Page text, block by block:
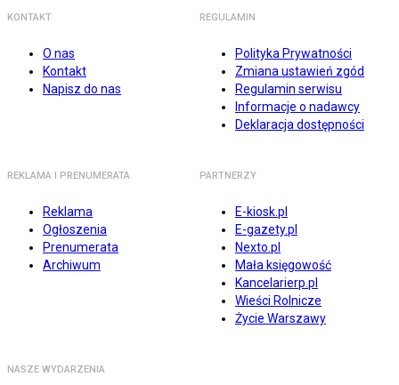
KONTAKT
O nas
Kontakt
Napisz do nas
REGULAMIN
Polityka Prywatności
Zmiana ustawień zgód
Regulamin serwisu
Informacje o nadawcy
Deklaracja dostępności
REKLAMA I PRENUMERATA
Reklama
Ogłoszenia
Prenumerata
Archiwum
PARTNERZY
E-kiosk.pl
E-gazety.pl
Nexto.pl
Mała księgowość
Kancelarierp.pl
Wieści Rolnicze
Życie Warszawy
NASZE WYDARZENIA